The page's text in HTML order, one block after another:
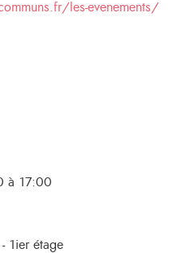
les-evenements/
à 17:00
1ier étage